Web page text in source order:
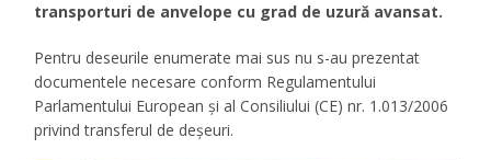
transporturi de anvelope cu grad de uzură avansat.
Pentru deseurile enumerate mai sus nu s-au prezentat
documentele necesare conform Regulamentului
Parlamentului European şi al Consiliului (CE) nr. 1.013/2006
privind transferul de deşeuri.